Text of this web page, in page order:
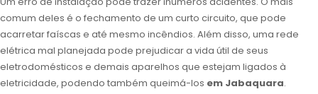
comum deles é o fechamento de um curto circuito, que pode
acarretar faíscas e até mesmo incêndios. Além disso, uma rede
elétrica mal planejada pode prejudicar a vida útil de seus
eletrodomésticos e demais aparelhos que estejam ligados à
eletricidade, podendo também queimá-los em Jabaquara.